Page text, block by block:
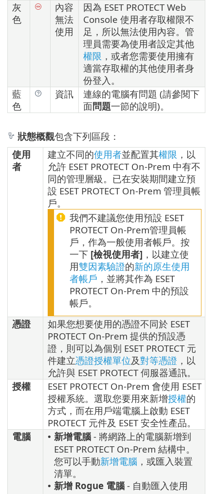
灰
色
內容
無法
使用
因為 ESET PROTECT Web
Console 使用者存取權限不
足，所以無法使用內容。管
理員需要為使用者設定其他
權限 ，或者您需要使用擁有
適當存取權的其他使用者身
份登入。
藍
色
資訊
連線的電腦有問題 (請參閱下
面問題一節的說明)。
狀態概觀包含下列區段：
使用
者
建立不同的使用者並配置其權限 ，以
允許 ESET PROTECT On-Prem 中有不
同的管理層級。已在安裝期間建立預
設 ESET PROTECT On-Prem 管理員帳
戶。
我們不建議您使用預設 ESET
PROTECT On-Prem管理員帳
戶，作為一般使用者帳戶。按
一下 [檢視使用者] ，以建立使
用雙因素驗證的新的原生使用
者帳戶 ，並將其作為 ESET
PROTECT On-Prem 中的預設
帳戶。
憑證
如果您想要使用的憑證不同於 ESET
PROTECT On-Prem 提供的預設憑
證，則可以為個別 ESET PROTECT 元
件建立憑證授權單位及對等憑證 ，以
允許與 ESET PROTECT 伺服器通訊。
授權
ESET PROTECT On-Prem 會使用 ESET
授權系統。選取您要用來新增授權的
方式，而在用戶端電腦上啟動 ESET
PROTECT 元件及 ESET 安全性產品。
電腦
• 新增電腦 - 將網路上的電腦新增到
ESET PROTECT On-Prem 結構中。
您可以手動新增電腦 ，或匯入裝置
清單。
• 新增 Rogue 電腦 - 自動匯入使用